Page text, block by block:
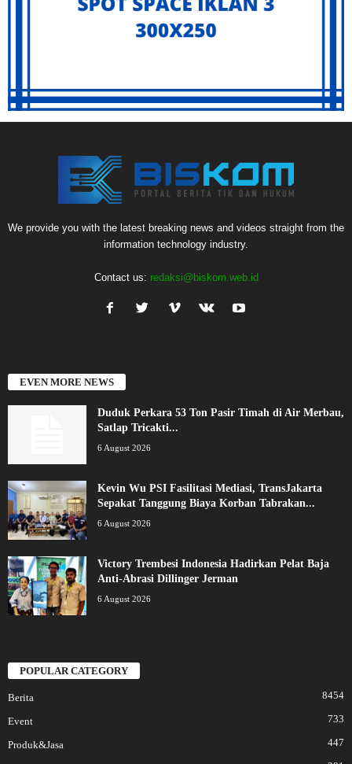
We provide you with the latest breaking news and videos straight from the
information technology industry.
Contact us: redaksi@biskom.web.id
EVEN MORE NEWS
Duduk Perkara 53 Ton Pasir Timah di Air Merbau,
Satlap Tricakti...
6 August 2026
Kevin Wu PSI Fasilitasi Mediasi, TransJakarta
Sepakat Tanggung Biaya Korban Tabrakan...
6 August 2026
Victory Trembesi Indonesia Hadirkan Pelat Baja
Anti-Abrasi Dillinger Jerman
6 August 2026
POPULAR CATEGORY
Berita 8454
Event 733
Produk&Jasa 447